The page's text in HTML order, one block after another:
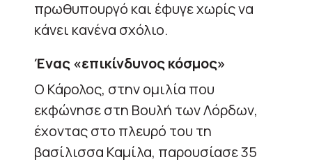
πρωθυπουργό και έφυγε χωρίς να
κάνει κανένα σχόλιο.
Ένας «επικίνδυνος κόσμος»
Ο Κάρολος, στην ομιλία που
εκφώνησε στη Βουλή των Λόρδων,
έχοντας στο πλευρό του τη
βασίλισσα Καμίλα, παρουσίασε 35